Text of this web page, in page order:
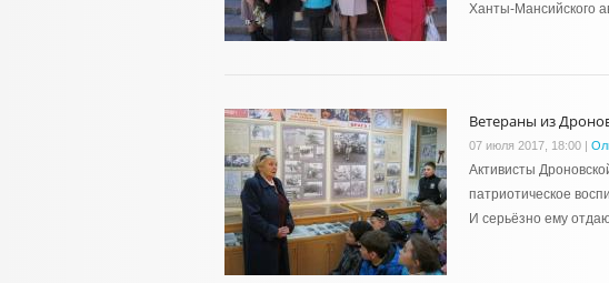
Ханты-Мансийского
Ветераны из
07 июля 2017, 18:00 |
Активисты
патриотическое
И серьёзно ему